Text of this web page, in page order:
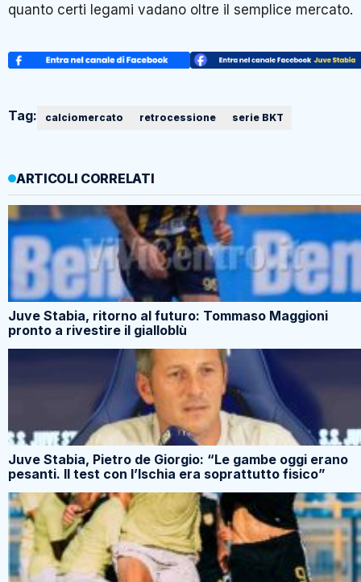
quanto certi legami vadano oltre il semplice mercato.
Tag: calciomercato retrocessione serie BKT
ARTICOLI CORRELATI
Juve Stabia, ritorno al futuro: Tommaso Maggioni
pronto a rivestire il gialloblù
Juve Stabia, Pietro de Giorgio: “Le gambe oggi erano
pesanti. Il test con l’Ischia era soprattutto fisico”